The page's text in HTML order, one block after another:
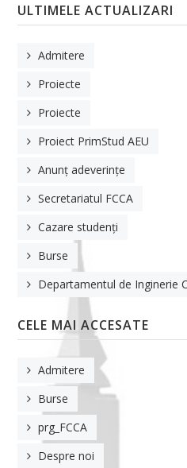
ULTIMELE ACTUALIZARI
Admitere
Proiecte
Proiecte
Proiect PrimStud AEU
Anunț adeverințe
Secretariatul FCCA
Cazare studenți
Burse
Departamentul de Inginerie
CELE MAI ACCESATE
Admitere
Burse
prg_FCCA
Despre noi